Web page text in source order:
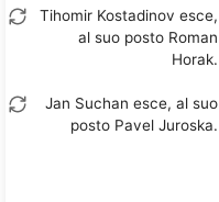
Tihomir Kostadinov esce,
al suo posto Roman
Horak.
Jan Suchan esce, al suo
posto Pavel Juroska.